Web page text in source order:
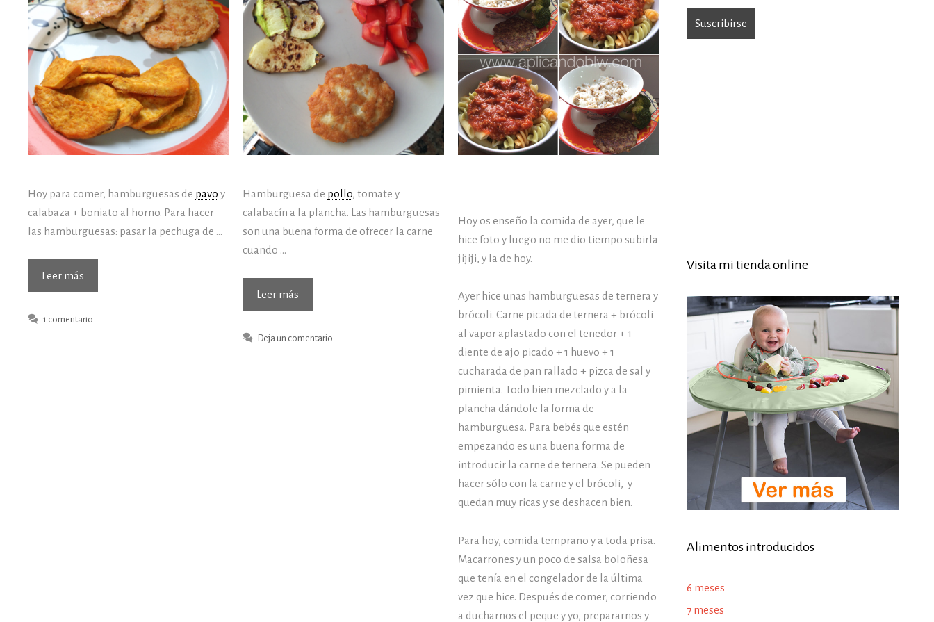
Hoy para comer, hamburguesas de pavo y
calabaza + boniato al horno. Para hacer
las hamburguesas: pasar la pechuga de …
Leer más
Hoy
1 comentario
Hamburguesa de pollo, tomate y
calabacín a la plancha. Las hamburguesas
son una buena forma de ofrecer la carne
cuando …
Leer más
Hoy
Deja un comentario
Hoy os enseño la comida de ayer, que le
hice foto y luego no me dio tiempo subirla
jijiji, y la de hoy.
Ayer hice unas hamburguesas de ternera y
brócoli. Carne picada de ternera + brócoli
al vapor aplastado con el tenedor + 1
diente de ajo picado + 1 huevo + 1
cucharada de pan rallado + pizca de sal y
pimienta. Todo bien mezclado y a la
plancha dándole la forma de
hamburguesa. Para bebés que estén
empezando es una buena forma de
introducir la carne de ternera. Se pueden
hacer sólo con la carne y el brócoli, y
quedan muy ricas y se deshacen bien.
Para hoy, comida temprano y a toda prisa.
Macarrones y un poco de salsa boloñesa
que tenía en el congelador de la última
vez que hice. Después de comer, corriendo
a ducharnos el peque y yo, prepararnos y
Visita mi tienda online
Alimentos introducidos
6 meses
7 meses